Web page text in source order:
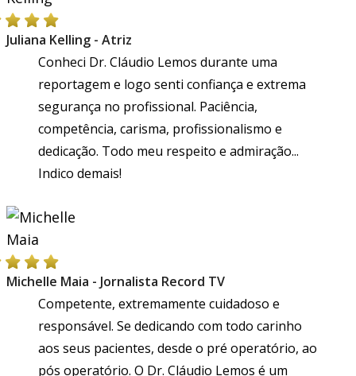
Juliana Kelling - Atriz
Conheci Dr. Cláudio Lemos durante uma
reportagem e logo senti confiança e extrema
segurança no profissional. Paciência,
competência, carisma, profissionalismo e
dedicação. Todo meu respeito e admiração...
Indico demais!
Michelle Maia - Jornalista Record TV
Competente, extremamente cuidadoso e
responsável. Se dedicando com todo carinho
aos seus pacientes, desde o pré operatório, ao
pós operatório. O Dr. Cláudio Lemos é um